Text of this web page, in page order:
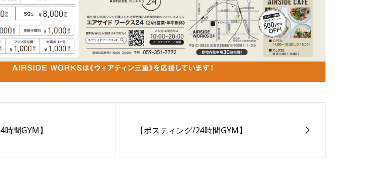
時間GYM】 【ポスティング/24時間GYM】